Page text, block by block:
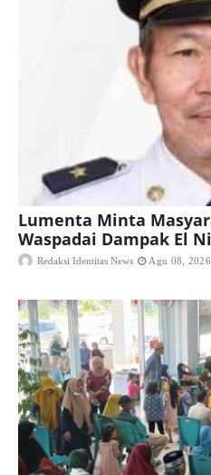
Lumenta Minta
Waspadai Dampak El
Redaksi Identitas News Agu 08, 2026